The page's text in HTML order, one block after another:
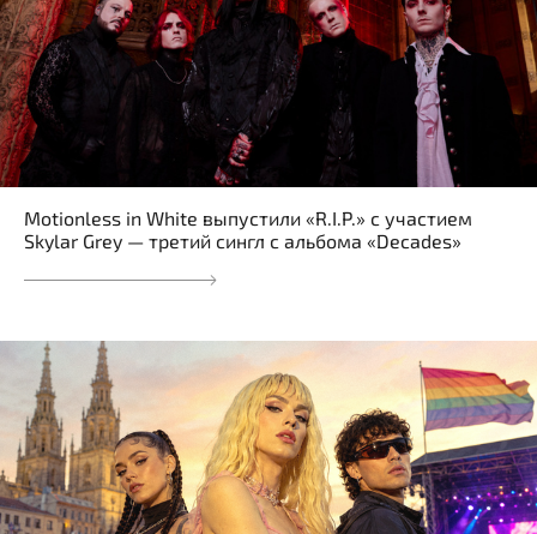
Motionless in White выпустили «R.I.P.» с участием
Skylar Grey — третий сингл с альбома «Decades»